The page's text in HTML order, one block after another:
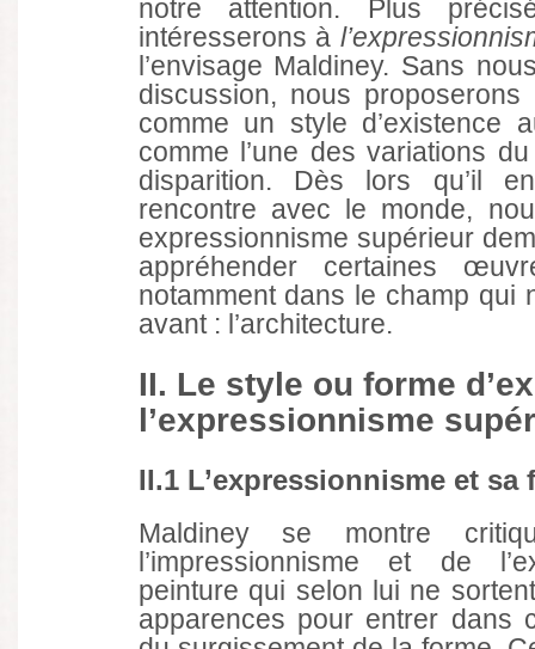
notre attention. Plus
intéresserons à
l’envisage Maldiney. Sans
discussion, nous
comme un style d’existence
comme l’une des variations
disparition. Dès lors qu’il
rencontre avec le monde,
expressionnisme supérieur
appréhender certaines
notamment dans le champ qui
avant : l’architecture.
II. Le style ou forme
l’expressionnisme
II.1 L’expressionnisme et sa
Maldiney se montre
l’impressionnisme et de
peinture qui selon lui ne
apparences pour entrer dans